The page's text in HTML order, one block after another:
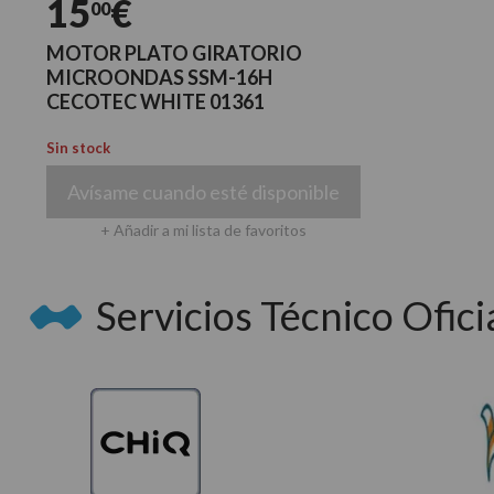
1500€
MOTOR PLATO GIRATORIO
MICROONDAS SSM-16H
CECOTEC WHITE 01361
Sin stock
Avísame cuando esté disponible
+ Añadir a mi lista de favoritos
Servicios Técnico